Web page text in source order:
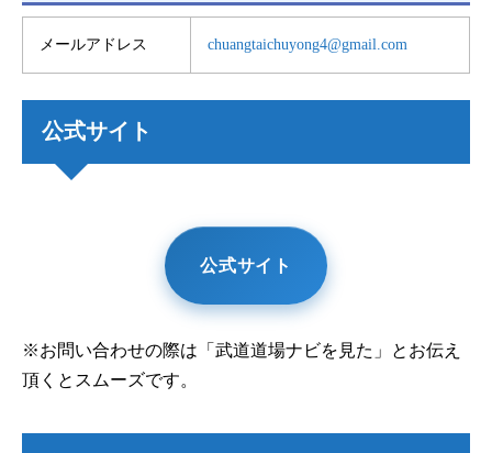
メールアドレス chuangtaichuyong4@gmail.com
公式サイト
公式サイト
※お問い合わせの際は「武道道場ナビを見た」とお伝え
頂くとスムーズです。